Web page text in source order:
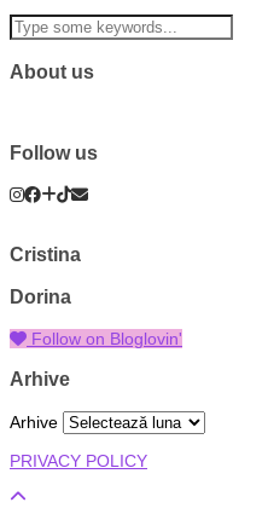
About us
Follow us
Cristina
Dorina
Follow on Bloglovin'
Arhive
Arhive
PRIVACY POLICY